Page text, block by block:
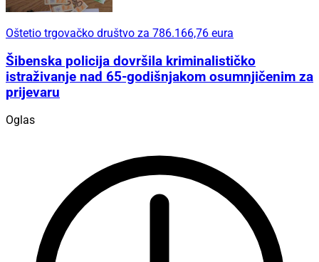
Oštetio trgovačko društvo za 786.166,76 eura
Šibenska policija dovršila kriminalističko
istraživanje nad 65-godišnjakom osumnjičenim za
prijevaru
Oglas